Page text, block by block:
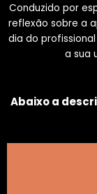
Conduzido por
reflexão sobre a
dia do
a sua
Abaixo a